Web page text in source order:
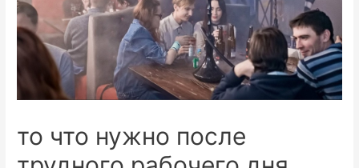
то что нужно после